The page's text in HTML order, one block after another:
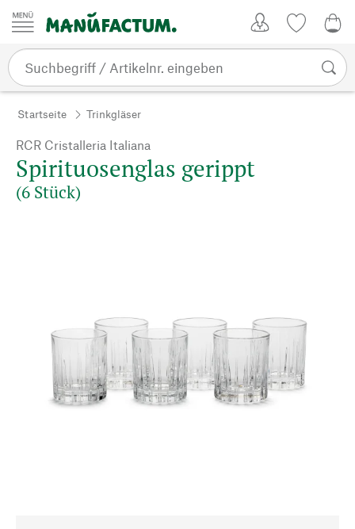
Zum Inhalt springen
Startseite Trinkgläser
RCR Cristalleria Italiana
Spirituosenglas gerippt
(6 Stück)